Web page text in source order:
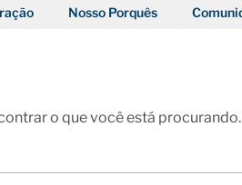
Nosso Porquês
o que você está